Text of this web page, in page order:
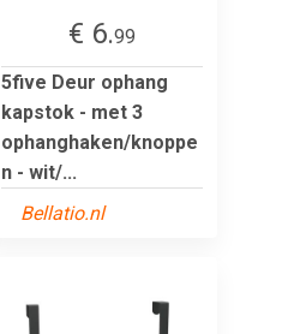
€ 6.99
5five Deur ophang
kapstok - met 3
ophanghaken/knoppe
n - wit/...
Bellatio.nl